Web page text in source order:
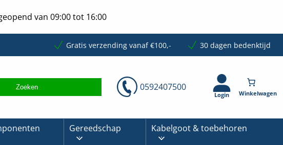
van 09:00 tot 16:00
Gratis verzending vanaf €100,- 30 dagen bedenktijd
0592407500
Login
Gereedschap Kabelgoot & toebehoren